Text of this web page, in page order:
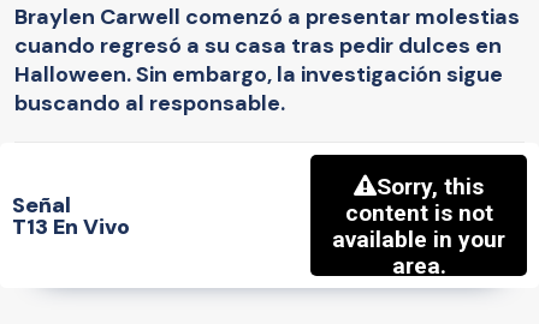
Braylen Carwell comenzó a presentar molestias
cuando regresó a su casa tras pedir dulces en
Halloween. Sin embargo, la investigación sigue
buscando al responsable.
Señal
T13 En Vivo